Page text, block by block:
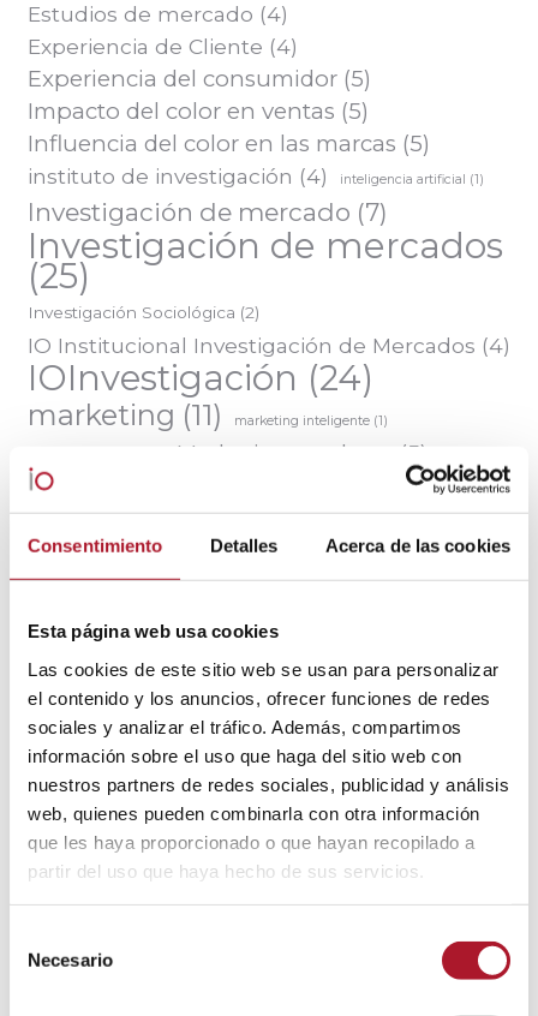
Consentimiento Detalles Acerca de las cookies
Esta página web usa cookies
Las cookies de este sitio web se usan para personalizar
el contenido y los anuncios, ofrecer funciones de redes
sociales y analizar el tráfico. Además, compartimos
información sobre el uso que haga del sitio web con
nuestros partners de redes sociales, publicidad y análisis
web, quienes pueden combinarla con otra información
que les haya proporcionado o que hayan recopilado a
partir del uso que haya hecho de sus servicios.
Necesario
Estudios de mercado (4)
Experiencia de Cliente (4)
Experiencia del consumidor (5)
Impacto del color en ventas (5)
Influencia del color en las marcas (5)
instituto de investigación (4) inteligencia artificial (1)
Investigación de mercado (7)
Investigación de mercados
(25)
Investigación Sociológica (2)
IO Institucional Investigación de Mercados (4)
IOInvestigación (24)
marketing (11) marketing inteligente (1)
Marketing y colores (5)
Mystery Shopping neuromarketing(6)
predicción de tendencias Protección al consumidor(1)
Psicología del color(5)
restauración(1) Satisfacción del cliente
Transparencia en las marcas (1) turismo 2024
valor de marca(7)
Entradas recientes
La mitad de los conductores en España ya eligen las
gasolineras de bajo precio como primera opción
Turismo y hospedaje: ¿cómo eligen los viajeros sus